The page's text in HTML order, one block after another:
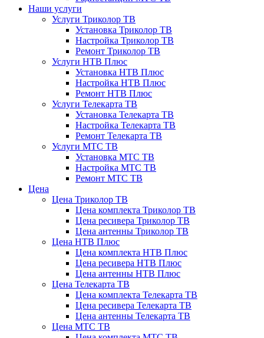
Наши услуги
Услуги Триколор ТВ
Установка Триколор ТВ
Настройка Триколор ТВ
Ремонт Триколор ТВ
Услуги НТВ Плюс
Установка НТВ Плюс
Настройка НТВ Плюс
Ремонт НТВ Плюс
Услуги Телекарта ТВ
Установка Телекарта ТВ
Настройка Телекарта ТВ
Ремонт Телекарта ТВ
Услуги МТС ТВ
Установка МТС ТВ
Настройка МТС ТВ
Ремонт МТС ТВ
Цена
Цена Триколор ТВ
Цена комплекта Триколор ТВ
Цена ресивера Триколор ТВ
Цена антенны Триколор ТВ
Цена НТВ Плюс
Цена комплекта НТВ Плюс
Цена ресивера НТВ Плюс
Цена антенны НТВ Плюс
Цена Телекарта ТВ
Цена комплекта Телекарта ТВ
Цена ресивера Телекарта ТВ
Цена антенны Телекарта ТВ
Цена МТС ТВ